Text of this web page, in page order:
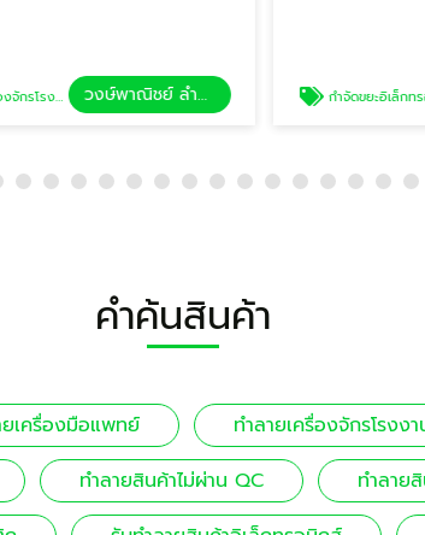
วงษ์พาณิชย์ ลำลูกกา กำจัดขยะอิเล็กทรอนิกส์
คำค้นสินค้า
ยเครื่องมือแพทย์ ทำลายเครื่องจักรโรงง
ทำลายสินค้าไม่ผ่าน QC ทำลาย